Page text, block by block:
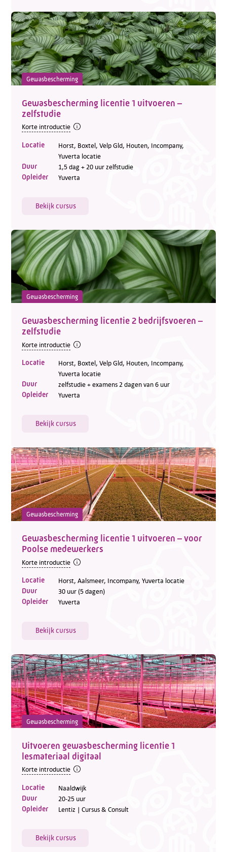
Gewasbescherming
Gewasbescherming licentie 1 uitvoeren –
zelfstudie
Korte introductie
Locatie
Horst, Boxtel, Velp Gld, Houten, Incompany,
Yuverta locatie
Duur 1,5 dag + 20 uur zelfstudie
Opleider Yuverta
Bekijk cursus
Gewasbescherming
Gewasbescherming licentie 2 bedrijfsvoeren –
zelfstudie
Korte introductie
Locatie
Horst, Boxtel, Velp Gld, Houten, Incompany,
Yuverta locatie
Duur zelfstudie + examens 2 dagen van 6 uur
Opleider Yuverta
Bekijk cursus
Gewasbescherming
Gewasbescherming licentie 1 uitvoeren – voor
Poolse medewerkers
Korte introductie
Locatie Horst, Aalsmeer, Incompany, Yuverta locatie
Duur 30 uur (5 dagen)
Opleider Yuverta
Bekijk cursus
Gewasbescherming
Uitvoeren gewasbescherming licentie 1
lesmateriaal digitaal
Korte introductie
Locatie Naaldwijk
Duur 20-25 uur
Opleider Lentiz | Cursus & Consult
Bekijk cursus